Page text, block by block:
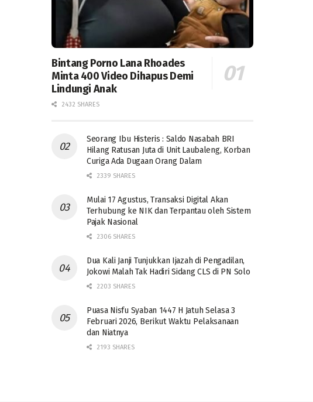
Bintang Porno Lana Rhoades
Minta 400 Video Dihapus Demi
Lindungi Anak
2432 SHARES
Seorang Ibu Histeris : Saldo Nasabah BRI
Hilang Ratusan Juta di Unit Laubaleng, Korban
Curiga Ada Dugaan Orang Dalam
2339 SHARES
Mulai 17 Agustus, Transaksi Digital Akan
Terhubung ke NIK dan Terpantau oleh Sistem
Pajak Nasional
2306 SHARES
Dua Kali Janji Tunjukkan Ijazah di Pengadilan,
Jokowi Malah Tak Hadiri Sidang CLS di PN Solo
2203 SHARES
Puasa Nisfu Syaban 1447 H Jatuh Selasa 3
Februari 2026, Berikut Waktu Pelaksanaan
dan Niatnya
2193 SHARES